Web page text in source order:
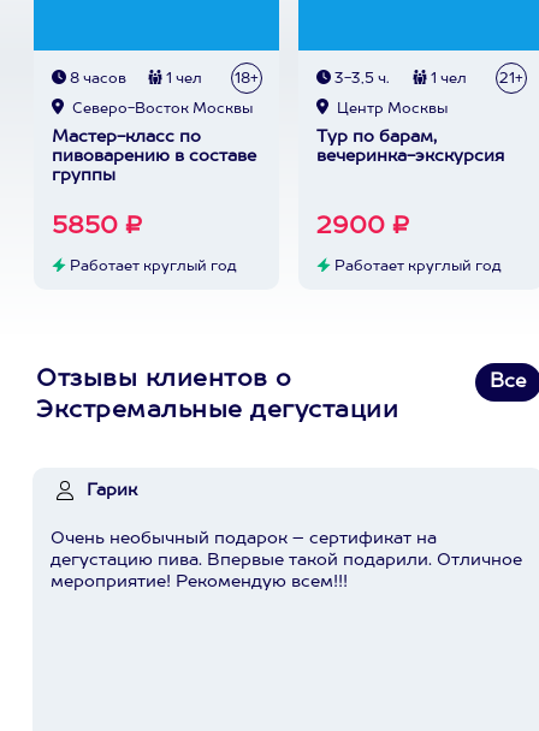
8 часов 1 чел 18+
Северо-Восток Москвы
Мастер-класс по
пивоварению в составе
группы
5850 ₽
Работает круглый год
3-3,5 ч. 1 чел 21+
Центр Москвы
Тур по барам,
вечеринка-экскурсия
2900 ₽
Работает круглый год
Отзывы клиентов о
Экстремальные дегустации
Все
Гарик
Очень необычный подарок – сертификат на
дегустацию пива. Впервые такой подарили. Отличное
мероприятие! Рекомендую всем!!!